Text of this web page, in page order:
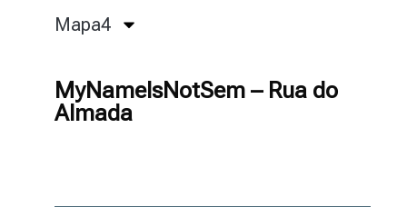
Mapa4
MyNameIsNotSem – Rua do
Almada